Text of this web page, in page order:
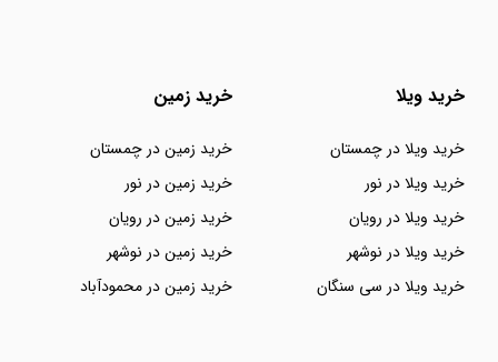
خرید ویلا
خرید ویلا در چمستان
خرید ویلا در نور
خرید ویلا در رویان
خرید ویلا در نوشهر
خرید ویلا در سی سنگان
خرید زمین
خرید زمین در چمستان
خرید زمین در نور
خرید زمین در رویان
خرید زمین در نوشهر
خرید زمین در محمودآباد